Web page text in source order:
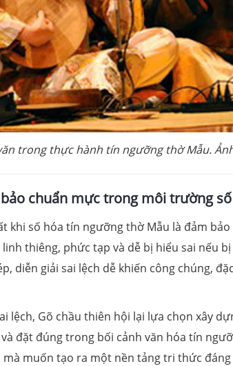
trong thực hành tín ngưỡng thờ Mẫu.
chuẩn mực trong môi trường số
số hóa tín ngưỡng thờ Mẫu là đảm
thiêng, phức tạp và dễ bị hiểu sai nếu
diễn giải sai lệch dễ khiến công chúng,
lệch, Gõ chầu thiên hội lại lựa chọn xây
đặt đúng trong bối cảnh văn hóa tín
muốn tạo ra một nền tảng tri thức đáng